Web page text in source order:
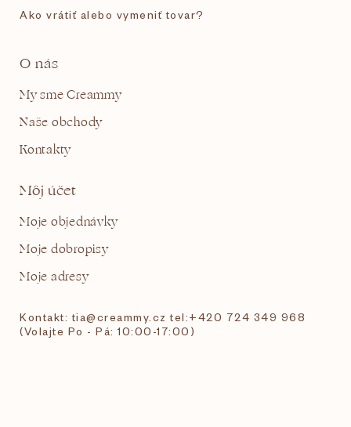
Ako vrátiť alebo vymeniť tovar?
O nás
My sme Creammy
Naše obchody
Kontakty
Môj účet
Moje objednávky
Moje dobropisy
Moje adresy
Kontakt: tia@creammy.cz tel:+420 724 349 968
(Volajte Po - Pá: 10:00-17:00)